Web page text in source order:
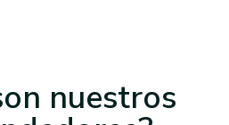
nuestros